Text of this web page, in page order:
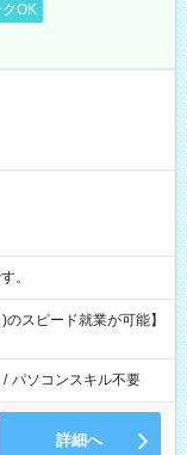
OK
。
スピード就業が可能】
/ パソコンスキル不要
詳細へ